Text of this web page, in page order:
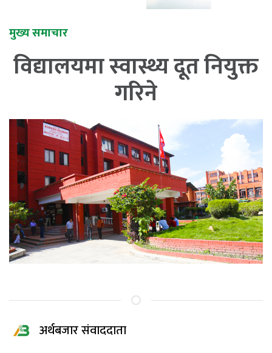
मुख्य समाचार
विद्यालयमा स्वास्थ्य दूत नियुक्त
गरिने
अर्थबजार संवाददाता